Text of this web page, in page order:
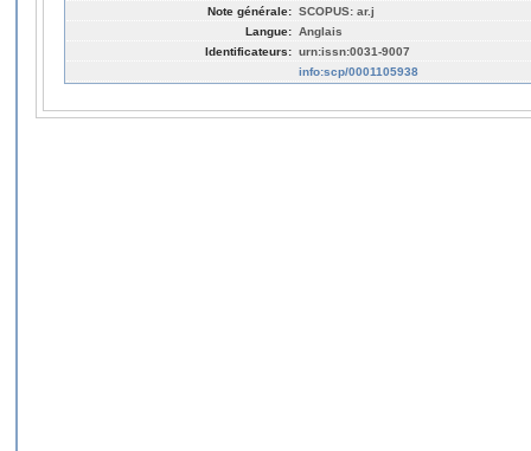
Note générale: SCOPUS: ar.j
Langue: Anglais
Identificateurs: urn:issn:0031-9007
info:scp/0001105938